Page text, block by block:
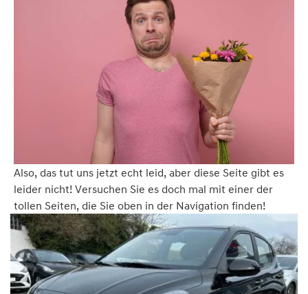
Also, das tut uns jetzt echt leid, aber diese Seite gibt es
leider nicht! Versuchen Sie es doch mal mit einer der
tollen Seiten, die Sie oben in der Navigation finden!